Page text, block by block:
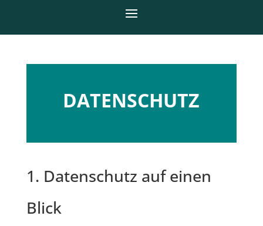
DATENSCHUTZ
1. Datenschutz auf einen
Blick